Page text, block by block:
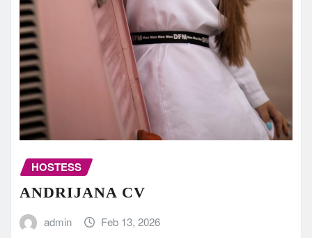
HOSTESS
ANDRIJANA CV
admin Feb 13, 2026